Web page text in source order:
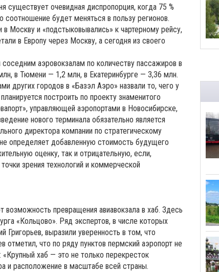
существует очевидная диспропорция, когда 75 %
будет меняться в пользу регионов.
Москву и «подстыковывались» к чартерному рейсу,
в Европу через Москву, а сегодня из своего
аэровокзалам по количеству пассажиров в
в Тюмени — 1,2 млн, в Екатеринбурге — 3,36 млн.
других городов в «Базэл Аэро» назвали то, чего у
построить по проекту знаменитого
управляющей аэропортами в Новосибирске,
нового терминала обязательно является
директора компании по стратегическому
определяет добавленную стоимость будущего
оценку, так и отрицательную, если,
зрения технологий и коммерческой
превращения авиавокзала в хаб. Здесь
«Кольцово». Ряд экспертов, в числе которых
выразили уверенность в том, что
отметил, что по ряду пунктов пермский аэропорт не
хаб — это не только перекресток
и расположение в масштабе всей страны.